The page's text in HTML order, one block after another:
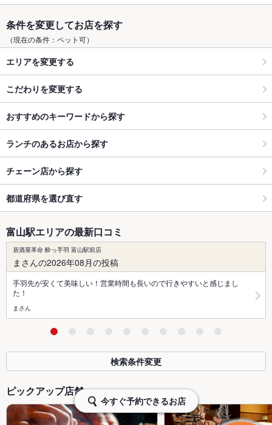
条件を変更してお店を探す
（現在の条件：ペット可）
エリアを変更する
こだわりを変更する
おすすめのキーワードから探す
ランチのあるお店から探す
チェーン店から探す
都道府県を選び直す
富山駅エリアの最新口コミ
居酒屋革命 酔っ手羽 富山駅前店
まさんの2026年08月の投稿
手羽先が安くて美味しい！営業時間も長いので行きやすいと感じまし
た！
まさん
検索条件変更
ピックアップ店舗
今すぐ予約できるお店